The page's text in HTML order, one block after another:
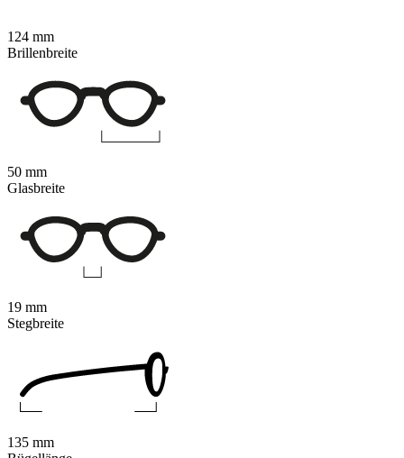
124 mm
Brillenbreite
50 mm
Glasbreite
19 mm
Stegbreite
135 mm